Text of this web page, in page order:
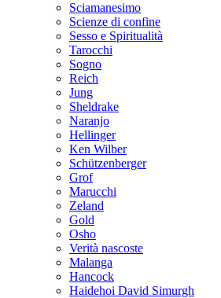
Sciamanesimo
Scienze di confine
Sesso e Spiritualità
Tarocchi
Sogno
Reich
Jung
Sheldrake
Naranjo
Hellinger
Ken Wilber
Schützenberger
Grof
Marucchi
Zeland
Gold
Osho
Verità nascoste
Malanga
Hancock
Haidehoi David Simurgh